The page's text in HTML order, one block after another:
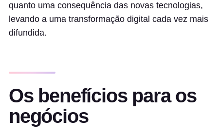
quanto uma consequência das novas tecnologias,
levando a uma transformação digital cada vez mais
difundida.
Os benefícios para os
negócios